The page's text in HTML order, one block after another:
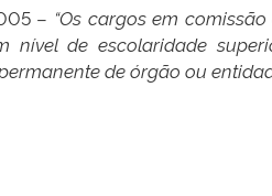
– “Os cargos em
de escolaridade
de órgão ou